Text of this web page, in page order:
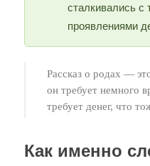
сталкивались
проявлениями
Рассказ о родах —
он требует немного
требует денег, что
Как именно